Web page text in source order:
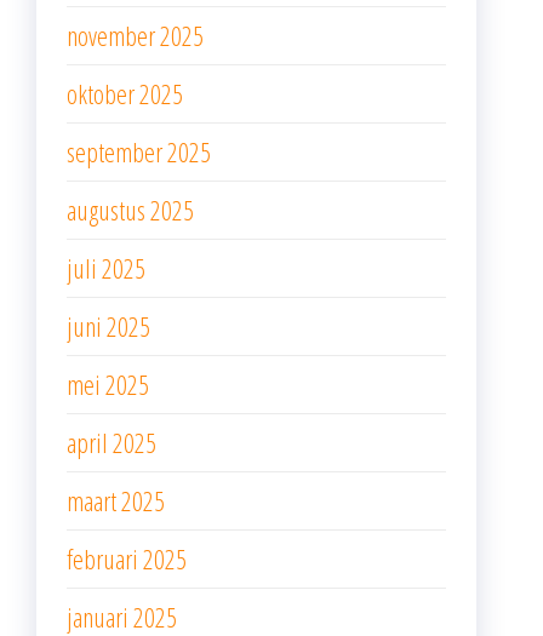
november 2025
oktober 2025
september 2025
augustus 2025
juli 2025
juni 2025
mei 2025
april 2025
maart 2025
februari 2025
januari 2025